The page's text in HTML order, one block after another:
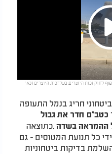
בתמונה נעשה על פי סעיף 27א בכפוף לחוק זכות היוצרים. בעל זכות היוצרים זכאי
חריג בנמל התעופה
כטב"ם חדר את גבול
ההמראה בשדה .כתוצאה
כל תנועת המטוסים - גם
בדיקות ביטחוניות